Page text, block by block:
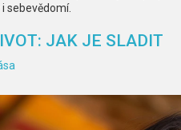
sebevědomí.
JAK JE SLADIT